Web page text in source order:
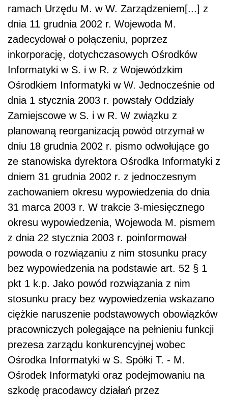
ramach Urzędu M. w W. Zarządzeniem[...] z
dnia 11 grudnia 2002 r. Wojewoda M.
zadecydował o połączeniu, poprzez
inkorporację, dotychczasowych Ośrodków
Informatyki w S. i w R. z Wojewódzkim
Ośrodkiem Informatyki w W. Jednocześnie od
dnia 1 stycznia 2003 r. powstały Oddziały
Zamiejscowe w S. i w R. W związku z
planowaną reorganizacją powód otrzymał w
dniu 18 grudnia 2002 r. pismo odwołujące go
ze stanowiska dyrektora Ośrodka Informatyki z
dniem 31 grudnia 2002 r. z jednoczesnym
zachowaniem okresu wypowiedzenia do dnia
31 marca 2003 r. W trakcie 3-miesięcznego
okresu wypowiedzenia, Wojewoda M. pismem
z dnia 22 stycznia 2003 r. poinformował
powoda o rozwiązaniu z nim stosunku pracy
bez wypowiedzenia na podstawie art. 52 § 1
pkt 1 k.p. Jako powód rozwiązania z nim
stosunku pracy bez wypowiedzenia wskazano
ciężkie naruszenie podstawowych obowiązków
pracowniczych polegające na pełnieniu funkcji
prezesa zarządu konkurencyjnej wobec
Ośrodka Informatyki w S. Spółki T. - M.
Ośrodek Informatyki oraz podejmowaniu na
szkodę pracodawcy działań przez